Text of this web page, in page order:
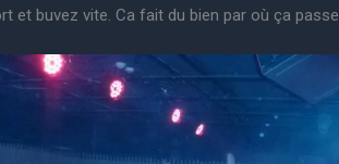
et buvez vite. Ca fait du bien par où ça passe.